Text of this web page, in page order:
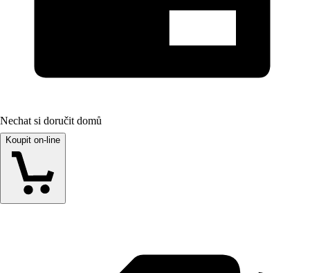
Nechat si doručit domů
Koupit on-line